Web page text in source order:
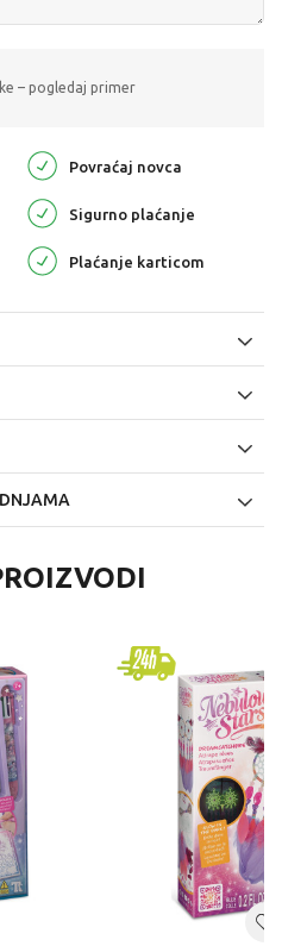
– pogledaj primer
Povraćaj novca
Sigurno plaćanje
Plaćanje karticom